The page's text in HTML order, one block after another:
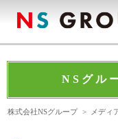
NSグル
株式会社NSグループ > メディ